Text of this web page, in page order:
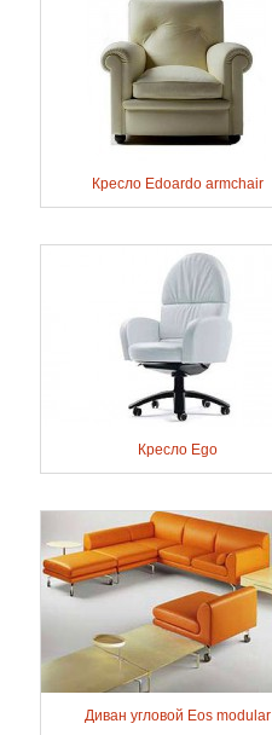
Кресло Edoardo armchair
Кресло Ego
Диван угловой Eos modular